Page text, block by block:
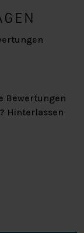
Bewertungen
Hinterlassen